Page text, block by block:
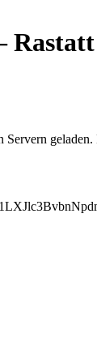
Rastatt
geladen.